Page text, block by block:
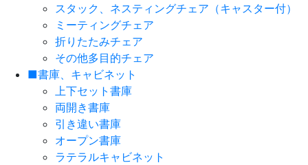
スタック、ネスティングチェア（キャスター付）
ミーティングチェア
折りたたみチェア
その他多目的チェア
■書庫、キャビネット
上下セット書庫
両開き書庫
引き違い書庫
オープン書庫
ラテラルキャビネット